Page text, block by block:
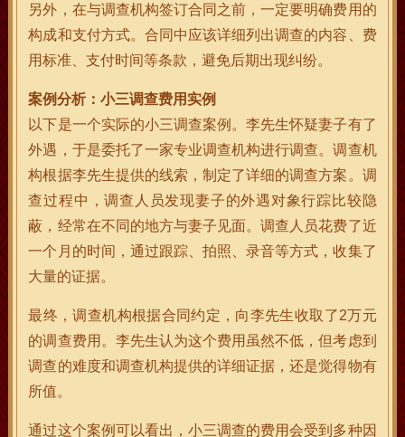
另外，在与调查机构签订合同之前，一定要明确费用的
构成和支付方式。合同中应该详细列出调查的内容、费
用标准、支付时间等条款，避免后期出现纠纷。
案例分析：小三调查费用实例
以下是一个实际的小三调查案例。李先生怀疑妻子有了
外遇，于是委托了一家专业调查机构进行调查。调查机
构根据李先生提供的线索，制定了详细的调查方案。调
查过程中，调查人员发现妻子的外遇对象行踪比较隐
蔽，经常在不同的地方与妻子见面。调查人员花费了近
一个月的时间，通过跟踪、拍照、录音等方式，收集了
大量的证据。
最终，调查机构根据合同约定，向李先生收取了2万元
的调查费用。李先生认为这个费用虽然不低，但考虑到
调查的难度和调查机构提供的详细证据，还是觉得物有
所值。
通过这个案例可以看出，小三调查的费用会受到多种因